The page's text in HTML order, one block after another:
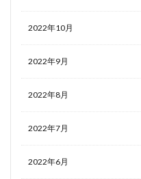
2022年10月
2022年9月
2022年8月
2022年7月
2022年6月